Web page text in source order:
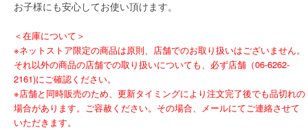
お子様にも安心してお使い頂けます。
＜在庫について＞
※ネットストア限定の商品は原則、店舗でのお取り扱いはございません。
それ以外の商品の店舗での取り扱いについても、必ず店舗（06-6262-
2161)にご確認ください。
※店舗と同時販売のため、更新タイミングにより注文完了後でも品切れの
場合があります。ご容赦ください。その場合、メールにてご連絡させて
いただきます。